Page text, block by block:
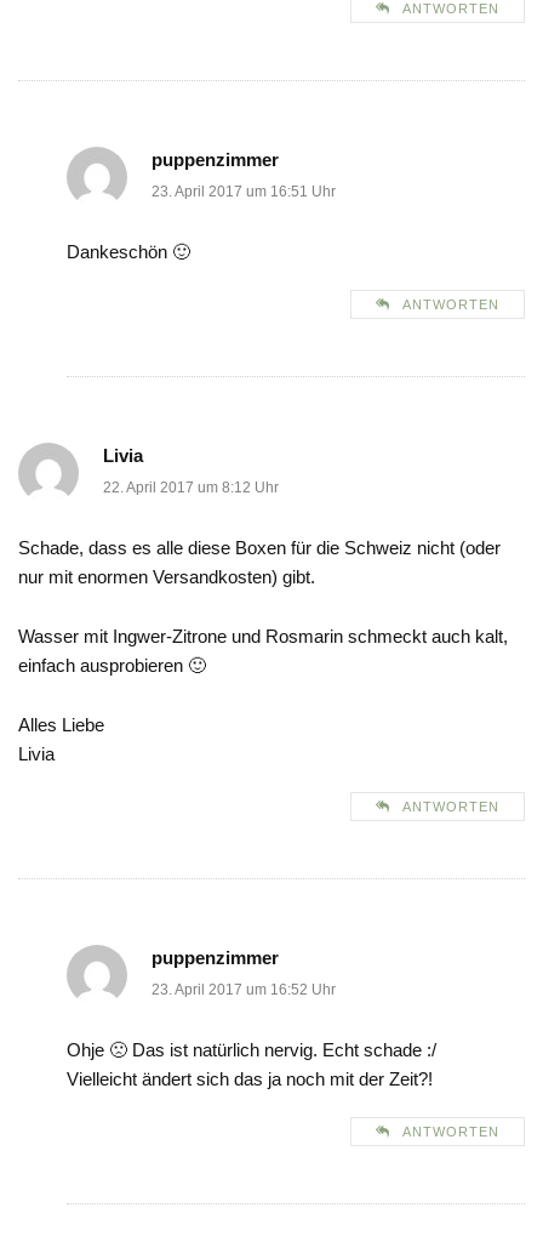
ANTWORTEN
puppenzimmer
23. April 2017 um 16:51 Uhr
Dankeschön 🙂
ANTWORTEN
Livia
22. April 2017 um 8:12 Uhr
Schade, dass es alle diese Boxen für die Schweiz nicht (oder
nur mit enormen Versandkosten) gibt.
Wasser mit Ingwer-Zitrone und Rosmarin schmeckt auch kalt,
einfach ausprobieren 🙂
Alles Liebe
Livia
ANTWORTEN
puppenzimmer
23. April 2017 um 16:52 Uhr
Ohje 🙁 Das ist natürlich nervig. Echt schade :/
Vielleicht ändert sich das ja noch mit der Zeit?!
ANTWORTEN